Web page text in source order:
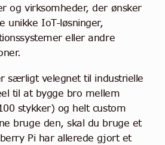
og virksomheder, der ønsker
unikke IoT-løsninger,
eller andre
særligt velegnet til industrielle
til at bygge bro mellem
stykker) og helt custom
bruge den, skal du bruge et
Pi har allerede gjort et